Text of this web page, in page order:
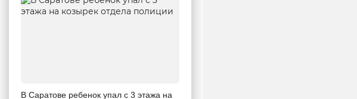
В Саратове ребенок упал с 3 этажа на